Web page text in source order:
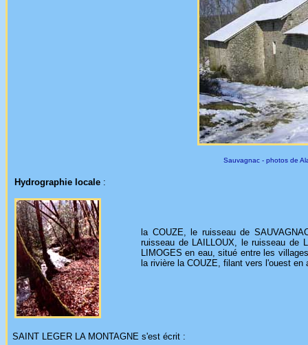
Sauvagnac - photos de
Hydrographie locale :
la COUZE, le ruisseau de
ruisseau de LAILLOUX, le ruisseau de
LIMOGES en eau, situé entre les
la rivière la COUZE, filant vers l'ouest
SAINT LEGER LA MONTAGNE s'est écrit :